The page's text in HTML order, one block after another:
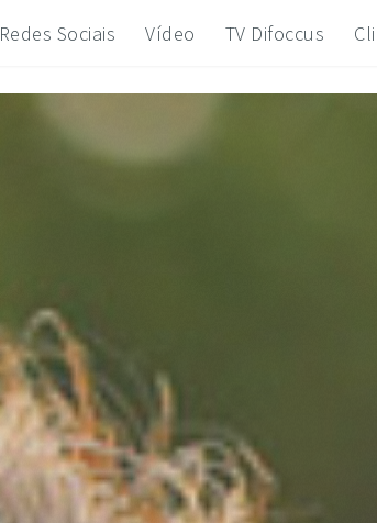
Redes Sociais Vídeo TV Difoccus